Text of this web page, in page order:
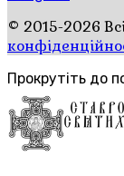
© 2015-2026
Прокрутіть до